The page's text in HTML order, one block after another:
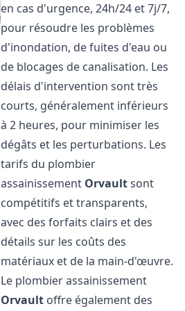
en cas d'urgence, 24h/24 et 7j/7,
pour résoudre les problèmes
d'inondation, de fuites d'eau ou
de blocages de canalisation. Les
délais d'intervention sont très
courts, généralement inférieurs
à 2 heures, pour minimiser les
dégâts et les perturbations. Les
tarifs du plombier
assainissement Orvaultsont
compétitifs et transparents,
avec des forfaits clairs et des
détails sur les coûts des
matériaux et de la main-d'œuvre.
Le plombier assainissement
Orvault offre également des